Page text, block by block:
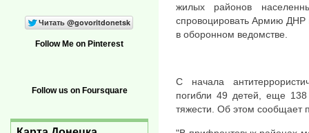
жилых районов
спровоцировать Армию
в оборонном ведомстве.
С начала
погибли 49 детей, еще
тяжести. Об этом сообщает
Follow Me on Pinterest
Follow us on Foursquare